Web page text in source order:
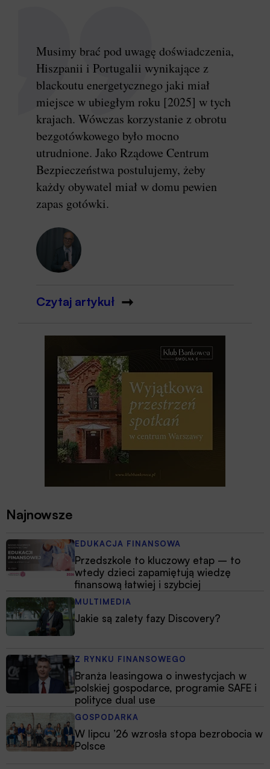
Musimy brać pod uwagę doświadczenia,
Hiszpanii i Portugalii wynikające z
blackoutu energetycznego jaki miał
miejsce w ubiegłym roku [2025] w tych
krajach. Wówczas korzystanie z obrotu
bezgotówkowego było mocno
utrudnione. Jako Rządowe Centrum
Bezpieczeństwa postulujemy, żeby
każdy obywatel miał w domu pewien
zapas gotówki.
Czytaj artykuł
Najnowsze
EDUKACJA FINANSOWA
Przedszkole to kluczowy etap – to
wtedy dzieci zapamiętują wiedzę
finansową łatwiej i szybciej
MULTIMEDIA
Jakie są zalety fazy Discovery?
Z RYNKU FINANSOWEGO
Branża leasingowa o inwestycjach w
polskiej gospodarce, programie SAFE i
polityce dual use
GOSPODARKA
W lipcu ’26 wzrosła stopa bezrobocia w
Polsce